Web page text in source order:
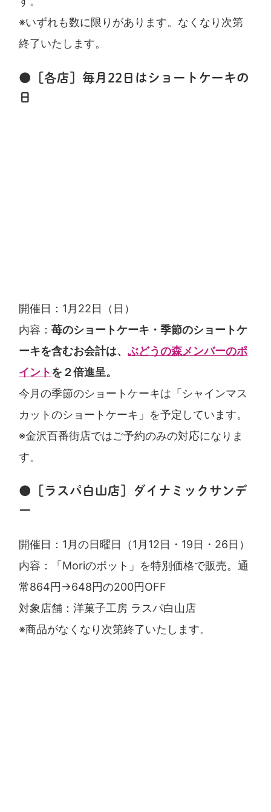
※いずれも数に限りがあります。なくなり次第
終了いたします。
●［各店］毎月22日はショートケーキの
日
開催日：1月22日（日）
内容：苺のショートケーキ・季節のショートケ
ーキを含むお会計は、ぶどうの森メンバーのポ
イント を２倍進呈。
今月の季節のショートケーキは「シャインマス
カットのショートケーキ」を予定しています。
※金沢百番街店ではご予約のみの対応になりま
す。
●［ラスパ白山店］ダイナミックサンデ
ー
開催日：1月の日曜日（1月12日・19日・26日）
内容：「Moriのポット」を特別価格で販売。通
常864円→648円の200円OFF
対象店舗：洋菓子工房 ラスパ白山店
※商品がなくなり次第終了いたします。